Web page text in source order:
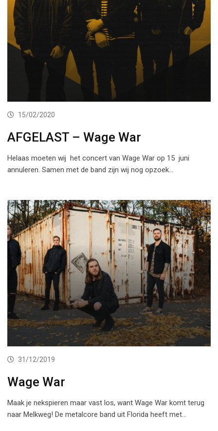
15/02/2020
AFGELAST – Wage War
Helaas moeten wij het concert van Wage War op 15 juni
annuleren. Samen met de band zijn wij nog opzoek…
31/12/2019
Wage War
Maak je nekspieren maar vast los, want Wage War komt terug
naar Melkweg! De metalcore band uit Florida heeft met…